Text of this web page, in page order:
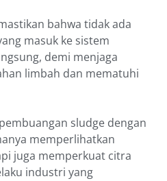
bahwa tidak ada
masuk ke sistem
demi menjaga
limbah dan mematuhi
sludge dengan
memperlihatkan
juga memperkuat citra
industri yang